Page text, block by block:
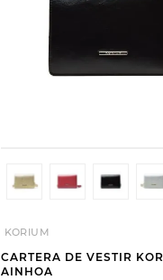
KORIUM
CARTERA DE VESTIR
AINHOA